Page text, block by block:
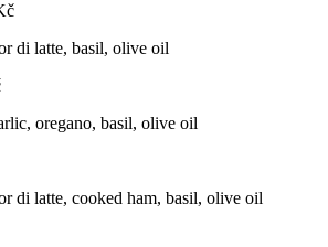
di latte, basil, olive oil
oregano, basil, olive oil
di latte, cooked ham, basil, olive oil